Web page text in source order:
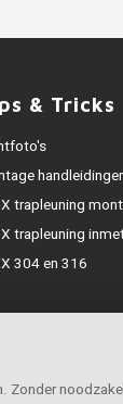
& Tricks
trapleuning
trapleuning
304 en 316